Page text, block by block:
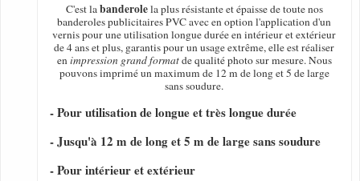
C'est labanderolela plus résistante et épaisse de toute nos
banderoles publicitaires PVC avec en option l'application d'un
vernis pour une utilisation longue durée en intérieur et extérieur
de 4 ans et plus, garantis pour un usage extrême, elle est réaliser
enimpression grand formatde qualité photo sur mesure. Nous
pouvons imprimé un maximum de 12 m de long et 5 de large
sans soudure.
- Pour utilisation de longue et très longue durée
- Jusqu'à 12 m de long et 5 m de large sans soudure
- Pour intérieur et extérieur